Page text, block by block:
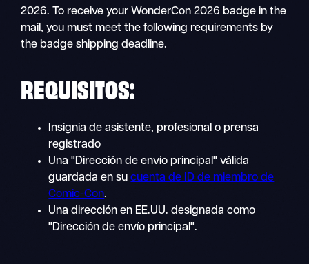
2026. To receive your WonderCon 2026 badge in the
mail, you must meet the following requirements by
the badge shipping deadline.
REQUISITOS:
Insignia de asistente, profesional o prensa
registrado
Una "Dirección de envío principal" válida
guardada en sucuenta de ID de miembro de
Comic-Con.
Una dirección en EE.UU. designada como
"Dirección de envío principal".